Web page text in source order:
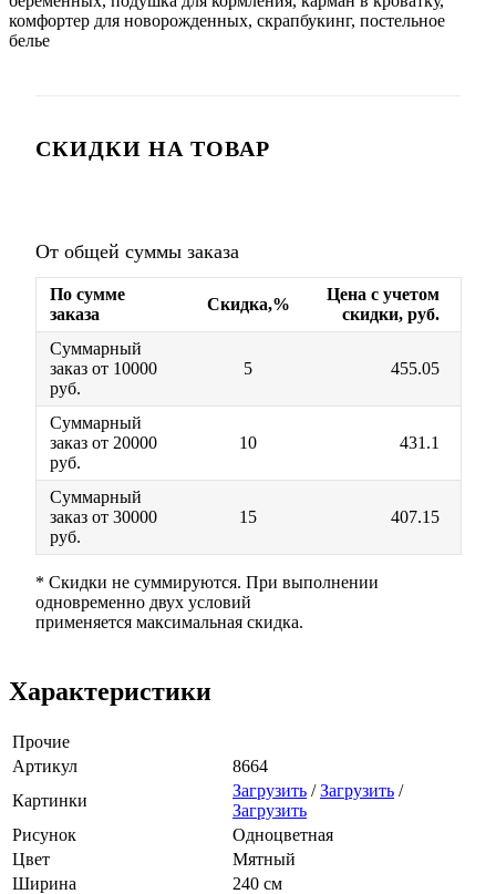
комфортер для новорожденных, скрапбукинг, постельное
белье
СКИДКИ НА ТОВАР
От общей суммы заказа
По сумме
заказа
Скидка,%
Цена с учетом
скидки, руб.
Суммарный
заказ от 10000
руб.
5 455.05
Суммарный
заказ от 20000
руб.
10 431.1
Суммарный
заказ от 30000
руб.
15 407.15
* Скидки не суммируются. При выполнении
одновременно двух условий
применяется максимальная скидка.
Характеристики
Прочие
Артикул
8664
Картинки
Загрузить /Загрузить /
Загрузить
Рисунок
Одноцветная
Цвет
Мятный
Ширина
240 см